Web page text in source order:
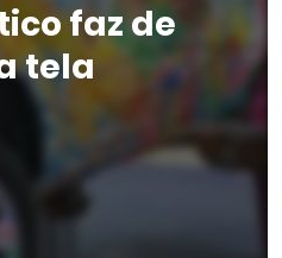
faz de
tela